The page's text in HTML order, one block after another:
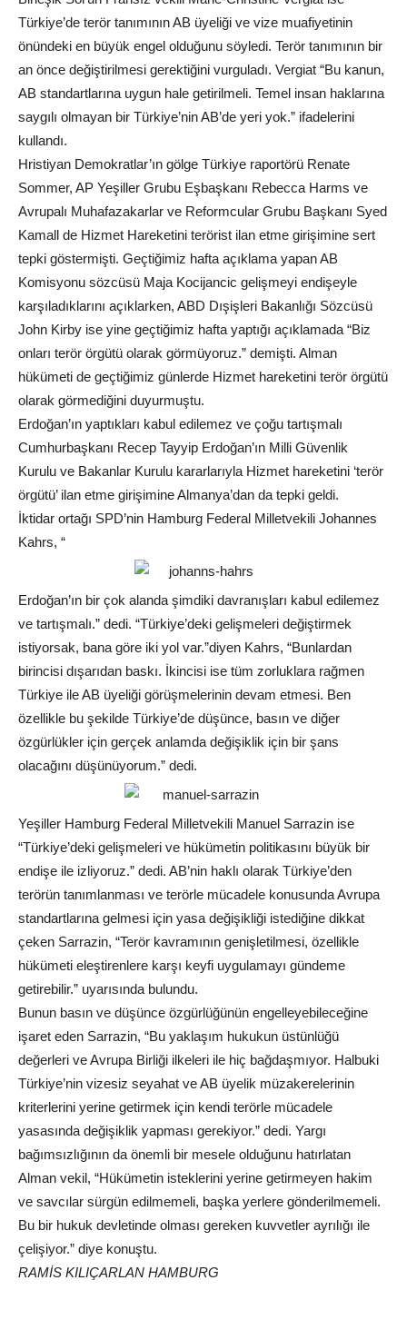
Türkiye’de terör tanımının AB üyeliği ve vize muafiyetinin
önündeki en büyük engel olduğunu söyledi. Terör tanımının bir
an önce değiştirilmesi gerektiğini vurguladı. Vergiat “Bu kanun,
AB standartlarına uygun hale getirilmeli. Temel insan haklarına
saygılı olmayan bir Türkiye’nin AB’de yeri yok.” ifadelerini
kullandı.
Hristiyan Demokratlar’ın gölge Türkiye raportörü Renate
Sommer, AP Yeşiller Grubu Eşbaşkanı Rebecca Harms ve
Avrupalı Muhafazakarlar ve Reformcular Grubu Başkanı Syed
Kamall de Hizmet Hareketini terörist ilan etme girişimine sert
tepki göstermişti. Geçtiğimiz hafta açıklama yapan AB
Komisyonu sözcüsü Maja Kocijancic gelişmeyi endişeyle
karşıladıklarını açıklarken, ABD Dışişleri Bakanlığı Sözcüsü
John Kirby ise yine geçtiğimiz hafta yaptığı açıklamada “Biz
onları terör örgütü olarak görmüyoruz.” demişti. Alman
hükümeti de geçtiğimiz günlerde Hizmet hareketini terör örgütü
olarak görmediğini duyurmuştu.
Erdoğan’ın yaptıkları kabul edilemez ve çoğu tartışmalı
Cumhurbaşkanı Recep Tayyip Erdoğan’ın Milli Güvenlik
Kurulu ve Bakanlar Kurulu kararlarıyla Hizmet hareketini ‘terör
örgütü’ ilan etme girişimine Almanya’dan da tepki geldi.
İktidar ortağı SPD’nin Hamburg Federal Milletvekili Johannes
Kahrs, “
Erdoğan’ın bir çok alanda şimdiki davranışları kabul edilemez
ve tartışmalı.” dedi. “Türkiye’deki gelişmeleri değiştirmek
istiyorsak, bana göre iki yol var.”diyen Kahrs, “Bunlardan
birincisi dışarıdan baskı. İkincisi ise tüm zorluklara rağmen
Türkiye ile AB üyeliği görüşmelerinin devam etmesi. Ben
özellikle bu şekilde Türkiye’de düşünce, basın ve diğer
özgürlükler için gerçek anlamda değişiklik için bir şans
olacağını düşünüyorum.” dedi.
Yeşiller Hamburg Federal Milletvekili Manuel Sarrazin ise
“Türkiye’deki gelişmeleri ve hükümetin politikasını büyük bir
endişe ile izliyoruz.” dedi. AB’nin haklı olarak Türkiye’den
terörün tanımlanması ve terörle mücadele konusunda Avrupa
standartlarına gelmesi için yasa değişikliği istediğine dikkat
çeken Sarrazin, “Terör kavramının genişletilmesi, özellikle
hükümeti eleştirenlere karşı keyfi uygulamayı gündeme
getirebilir.” uyarısında bulundu.
Bunun basın ve düşünce özgürlüğünün engelleyebileceğine
işaret eden Sarrazin, “Bu yaklaşım hukukun üstünlüğü
değerleri ve Avrupa Birliği ilkeleri ile hiç bağdaşmıyor. Halbuki
Türkiye’nin vizesiz seyahat ve AB üyelik müzakerelerinin
kriterlerini yerine getirmek için kendi terörle mücadele
yasasında değişiklik yapması gerekiyor.” dedi. Yargı
bağımsızlığının da önemli bir mesele olduğunu hatırlatan
Alman vekil, “Hükümetin isteklerini yerine getirmeyen hakim
ve savcılar sürgün edilmemeli, başka yerlere gönderilmemeli.
Bu bir hukuk devletinde olması gereken kuvvetler ayrılığı ile
çelişiyor.” diye konuştu.
RAMİS KILIÇARLAN HAMBURG